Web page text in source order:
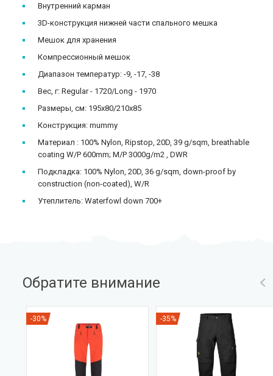
Внутренний карман
3D-конструкция нижней части спального мешка
Мешок для хранения
Компрессионный мешок
Диапазон температур: -9, -17, -38
Вес, г: Regular - 1720/Long - 1970
Размеры, см: 195x80/210x85
Конструкция: mummy
Материал : 100% Nylon, Ripstop, 20D, 39 g/sqm, breathable
coating W/P 600mm; M/P 3000g/m2 , DWR
Подкладка: 100% Nylon, 20D, 36 g/sqm, down-proof by
construction (non-coated), W/R
Утеплитель: Waterfowl down 700+
Обратите внимание
-30% -35%